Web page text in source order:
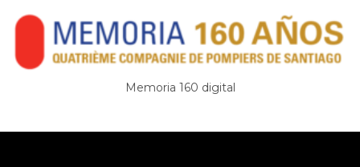
Memoria 160 digital